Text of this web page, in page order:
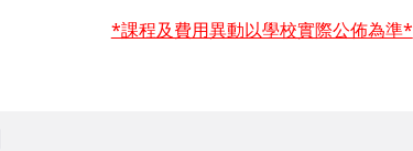
*課程及費用異動以學校實際公佈為準*